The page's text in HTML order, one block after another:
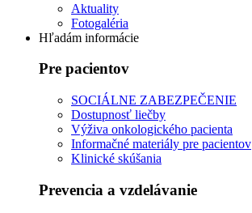
Aktuality
Fotogaléria
Hľadám informácie
Pre pacientov
SOCIÁLNE ZABEZPEČENIE
Dostupnosť liečby
Výživa onkologického pacienta
Informačné materiály pre pacientov
Klinické skúšania
Prevencia a vzdelávanie